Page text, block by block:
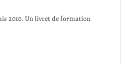
2010. Un livret de formation